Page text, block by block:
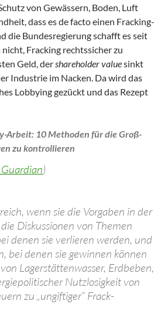
von Gewässern, Boden, Luft
dass es de facto einen Fracking-
die Bundesregierung schafft es seit
Fracking rechtssicher zu
Geld, dershareholder valuesinkt
Industrie im Nacken. Da wird das
Lobbying gezückt und das Rezept
Arbeit: 10 Methoden für die Groß-
zu kontrollieren
)
wenn sie die Vorgaben in der
Diskussionen von Themen
denen sie verlieren werden, und
bei denen sie gewinnen können
Lagerstättenwasser, Erdbeben,
Nutzlosigkeit von
zu „ungiftiger“ Frack-